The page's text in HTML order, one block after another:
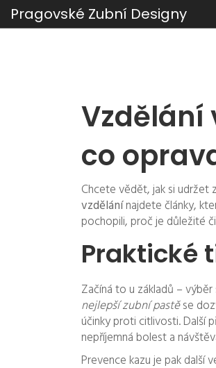
Pragovské Zubní Designy
Vzdělání
co
Chcete vědět, jak si udržet
vzdělánínajdete články,
pochopili, proč je důležité
Praktické
Začíná to u základů –
nejlepší zubní pastěse
účinky proti citlivosti. Další
nepříjemná bolest a
Prevence kazu je pak další